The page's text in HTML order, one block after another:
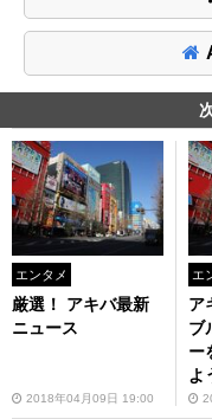
エンタメ
厳選！ アキバ最新
ニュース
2018年04月09日 19:00
エ
ア
ブ
ー
よ